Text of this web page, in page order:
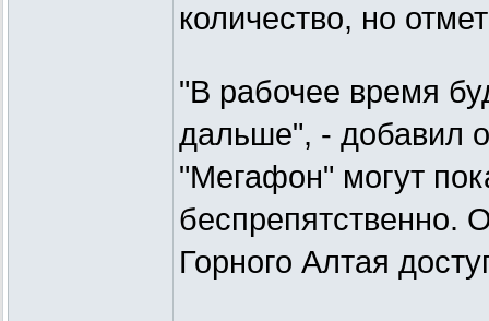
количество, но
"В рабочее время
дальше", - добавил
"Мегафон" могут
беспрепятственно.
Горного Алтая